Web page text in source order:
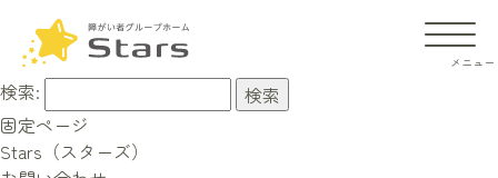
検索:
固定ページ
Stars（スターズ）